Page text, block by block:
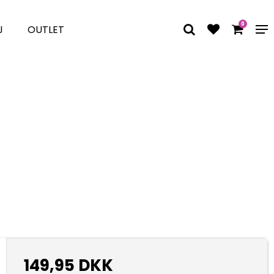
OUTLET 0
149,95 DKK